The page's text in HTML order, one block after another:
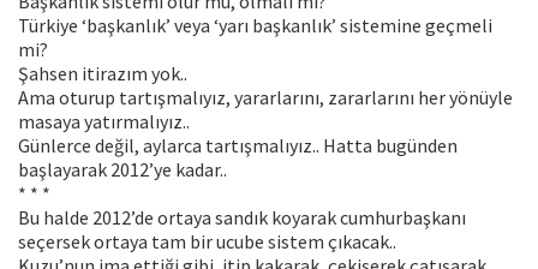
Türkiye ‘başkanlık’ veya ‘yarı başkanlık’ sistemine geçmeli
mi?
Şahsen itirazım yok..
Ama oturup tartışmalıyız, yararlarını, zararlarını her yönüyle
masaya yatırmalıyız..
Günlerce değil, aylarca tartışmalıyız.. Hatta bugünden
başlayarak 2012’ye kadar..
* * *
Bu halde 2012’de ortaya sandık koyarak cumhurbaşkanı
seçersek ortaya tam bir ucube sistem çıkacak..